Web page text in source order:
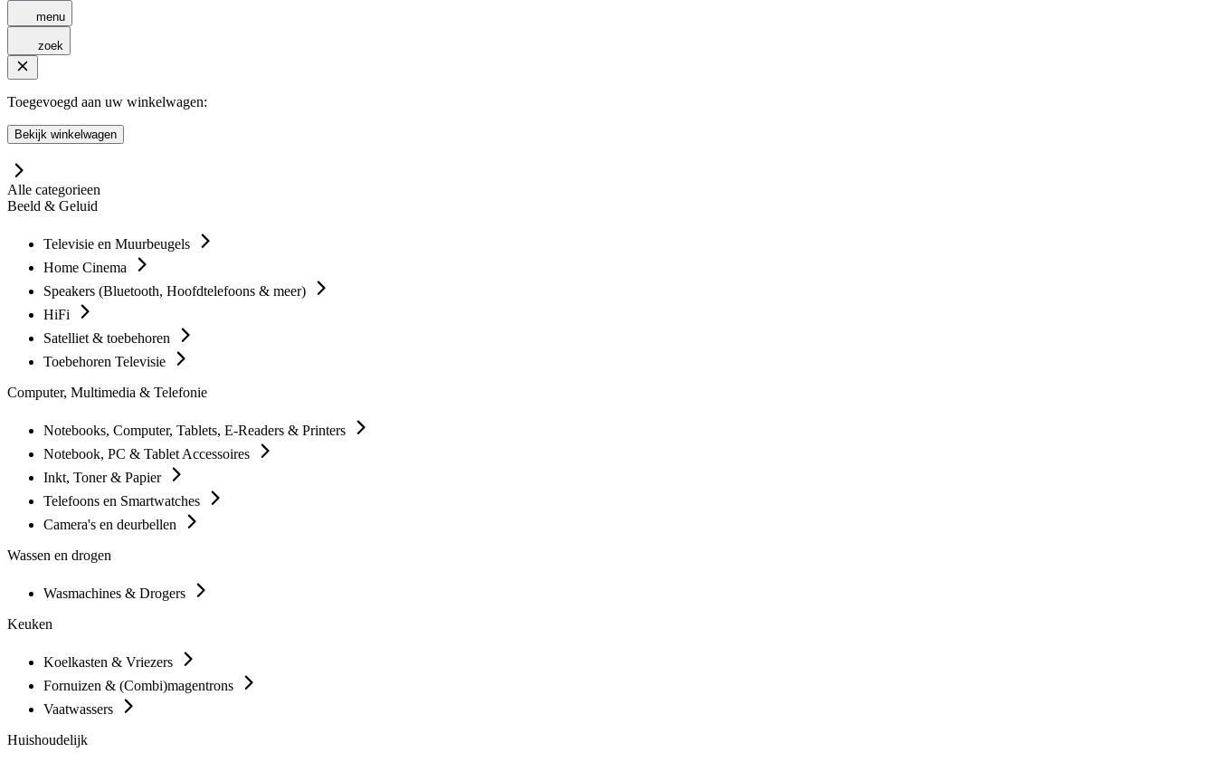
menu
zoek
Toegevoegd aan uw winkelwagen:
Bekijk winkelwagen
Alle categorieen
Beeld & Geluid
Televisie en Muurbeugels
Home Cinema
Speakers (Bluetooth, Hoofdtelefoons & meer)
HiFi
Satelliet & toebehoren
Toebehoren Televisie
Computer, Multimedia & Telefonie
Notebooks, Computer, Tablets, E-Readers & Printers
Notebook, PC & Tablet Accessoires
Inkt, Toner & Papier
Telefoons en Smartwatches
Camera's en deurbellen
Wassen en drogen
Wasmachines & Drogers
Keuken
Koelkasten & Vriezers
Fornuizen & (Combi)magentrons
Vaatwassers
Huishoudelijk